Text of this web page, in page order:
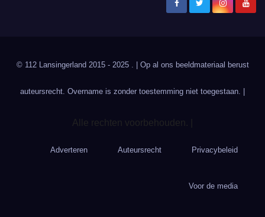
© 112 Lansingerland 2015 - 2025 . | Op al ons beeldmateriaal berust
auteursrecht. Overname is zonder toestemming niet toegestaan. |
Alle rechten voorbehouden. |
Adverteren Auteursrecht Privacybeleid
Voor de media